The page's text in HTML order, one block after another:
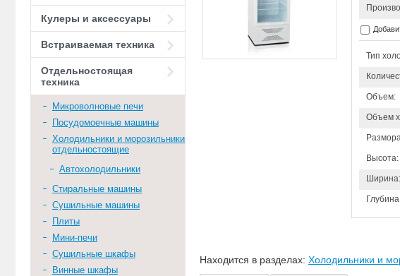
Кулеры и аксессуары
Встраиваемая техника
Отдельностоящая
техника
Микроволновые печи
Посудомоечные машины
Холодильники и морозильники
отдельностоящие
Автохолодильники
Стиральные машины
Сушильные машины
Плиты
Мини-печи
Сушильные шкафы
Винные шкафы
Тип
Объем:
Объем
Высота:
Ширина:
Находится в разделах: Холодильники и